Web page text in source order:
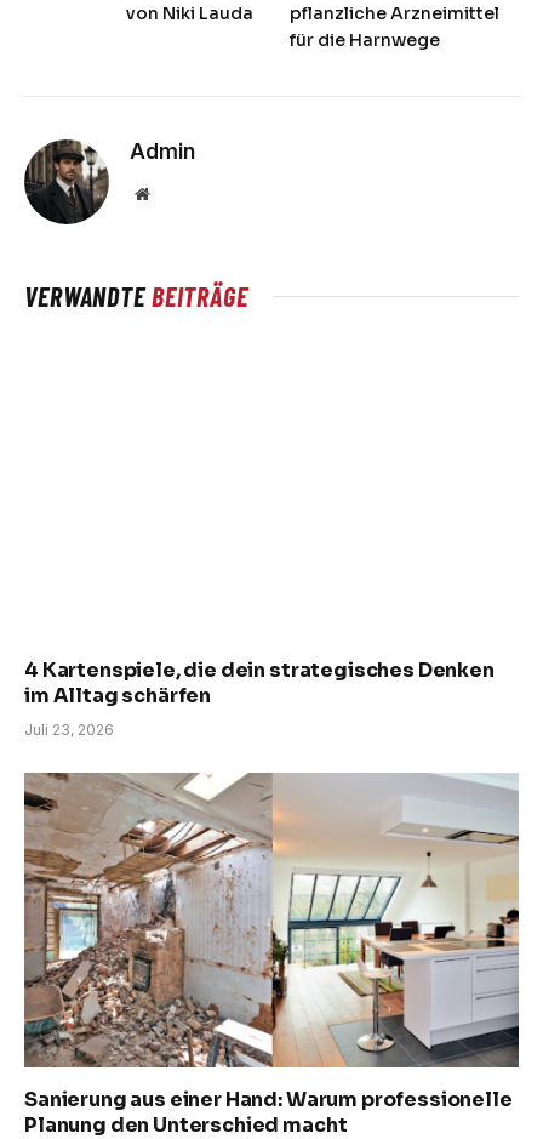
von Niki Lauda
pflanzliche Arzneimittel
für die Harnwege
Admin
Website
VERWANDTEBEITRÄGE
4 Kartenspiele, die dein strategisches Denken
im Alltag schärfen
Juli 23, 2026
Sanierung aus einer Hand: Warum professionelle
Planung den Unterschied macht